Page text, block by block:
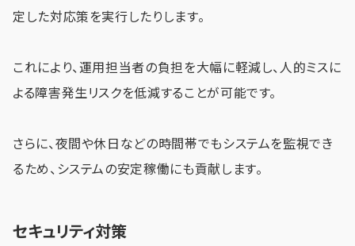
定した対応策を実行したりします。
これにより、運用担当者の負担を大幅に軽減し、人的ミスに
よる障害発生リスクを低減することが可能です。
さらに、夜間や休日などの時間帯でもシステムを監視でき
るため、システムの安定稼働にも貢献します。
セキュリティ対策